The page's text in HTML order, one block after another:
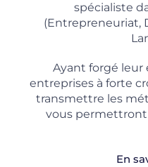
spécialiste
(Entrepreneuriat,
Ayant forgé leur
entreprises à forte
transmettre les
vous permettront
En